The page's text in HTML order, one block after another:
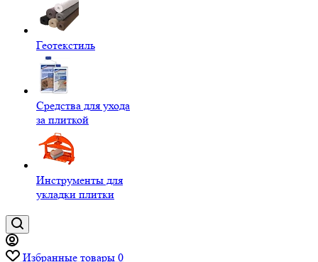
Геотекстиль
Средства для ухода
за плиткой
Инструменты для
укладки плитки
Избранные товары 0